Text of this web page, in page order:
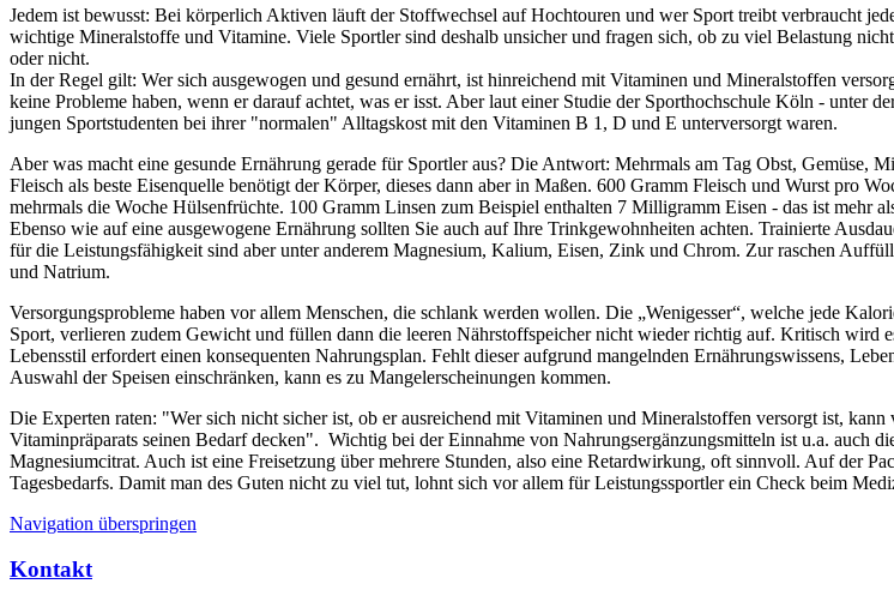
Jedem ist bewusst: Bei körperlich Aktiven läuft der Stoffwechsel auf Hochtouren und wer Sport treibt verbraucht
wichtige Mineralstoffe und Vitamine. Viele Sportler sind deshalb unsicher und fragen sich, ob zu viel Belastung
oder nicht.
In der Regel gilt: Wer sich ausgewogen und gesund ernährt, ist hinreichend mit Vitaminen und Mineralstoffen
keine Probleme haben, wenn er darauf achtet, was er isst. Aber laut einer Studie der Sporthochschule Köln - unter
jungen Sportstudenten bei ihrer "normalen" Alltagskost mit den Vitaminen B 1, D und E unterversorgt waren.
Aber was macht eine gesunde Ernährung gerade für Sportler aus? Die Antwort: Mehrmals am Tag Obst,
Fleisch als beste Eisenquelle benötigt der Körper, dieses dann aber in Maßen. 600 Gramm Fleisch und Wurst pro
mehrmals die Woche Hülsenfrüchte. 100 Gramm Linsen zum Beispiel enthalten 7 Milligramm Eisen - das ist mehr
Ebenso wie auf eine ausgewogene Ernährung sollten Sie auch auf Ihre Trinkgewohnheiten achten. Trainierte
für die Leistungsfähigkeit sind aber unter anderem Magnesium, Kalium, Eisen, Zink und Chrom. Zur raschen
und Natrium.
Versorgungsprobleme haben vor allem Menschen, die schlank werden wollen. Die „Wenigesser“, welche jede
Sport, verlieren zudem Gewicht und füllen dann die leeren Nährstoffspeicher nicht wieder richtig auf. Kritisch wird
Lebensstil erfordert einen konsequenten Nahrungsplan. Fehlt dieser aufgrund mangelnden Ernährungswissens,
Auswahl der Speisen einschränken, kann es zu Mangelerscheinungen kommen.
Die Experten raten: "Wer sich nicht sicher ist, ob er ausreichend mit Vitaminen und Mineralstoffen versorgt ist,
Vitaminpräparats seinen Bedarf decken". Wichtig bei der Einnahme von Nahrungsergänzungsmitteln ist u.a. auch
Magnesiumcitrat. Auch ist eine Freisetzung über mehrere Stunden, also eine Retardwirkung, oft sinnvoll. Auf der
Tagesbedarfs. Damit man des Guten nicht zu viel tut, lohnt sich vor allem für Leistungssportler ein Check beim
Navigation überspringen
Kontakt